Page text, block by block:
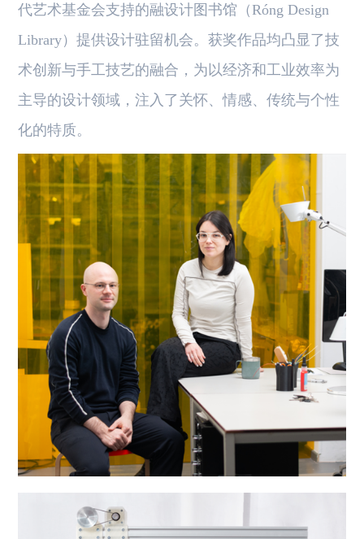
代艺术基金会支持的融设计图书馆（Róng Design
Library）提供设计驻留机会。获奖作品均凸显了技
术创新与手工技艺的融合，为以经济和工业效率为
主导的设计领域，注入了关怀、情感、传统与个性
化的特质。